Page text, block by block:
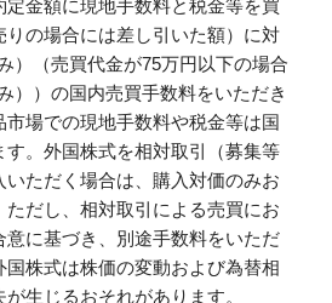
定金額に現地手数料と税金等を買
りの場合には差し引いた額）に対
）（売買代金が75万円以下の場合
））の国内売買手数料をいただき
市場での現地手数料や税金等は国
。外国株式を相対取引（募集等
いただく場合は、購入対価のみお
だし、相対取引による売買にお
意に基づき、別途手数料をいただ
国株式は株価の変動および為替相
生じるおそれがあります。